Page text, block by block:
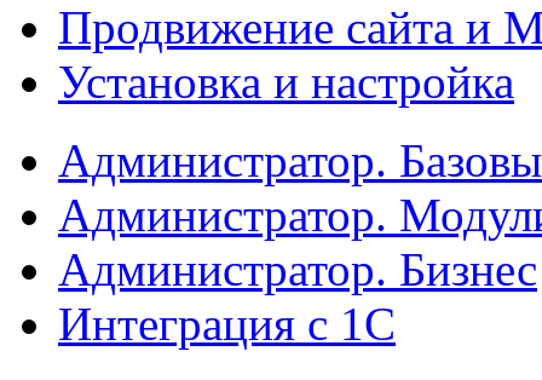
Продвижение сайта и
Установка и настройка
Администратор.
Администратор.
Администратор. Бизнес
Интеграция с 1С